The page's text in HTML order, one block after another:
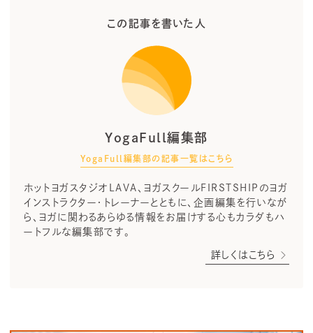
この記事を書いた人
YogaFull編集部
YogaFull編集部の記事一覧はこちら
ホットヨガスタジオLAVA、ヨガスクールFIRSTSHIPのヨガ
インストラクター・トレーナーとともに、企画編集を行いなが
ら、ヨガに関わるあらゆる情報をお届けする心もカラダもハ
ートフルな編集部です。
詳しくはこちら